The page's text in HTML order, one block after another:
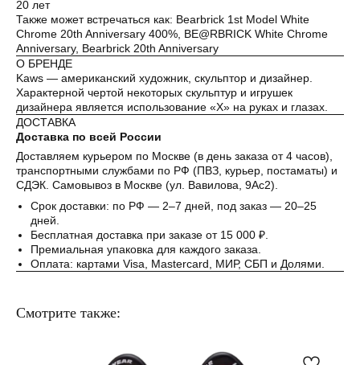
20 лет
Также может встречаться как: Bearbrick 1st Model White
Chrome 20th Anniversary 400%, BE@RBRICK White Chrome
Anniversary, Bearbrick 20th Anniversary
О БРЕНДЕ
Kaws — американский художник, скульптор и дизайнер.
Характерной чертой некоторых скульптур и игрушек
дизайнера является использование «X» на руках и глазах.
ДОСТАВКА
Доставка по всей России
Доставляем курьером по Москве (в день заказа от 4 часов),
транспортными службами по РФ (ПВЗ, курьер, постаматы) и
СДЭК. Самовывоз в Москве (ул. Вавилова, 9Ас2).
Срок доставки: по РФ — 2–7 дней, под заказ — 20–25
дней.
Бесплатная доставка при заказе от 15 000 ₽.
Премиальная упаковка для каждого заказа.
Оплата: картами Visa, Mastercard, МИР, СБП и Долями.
Смотрите также: